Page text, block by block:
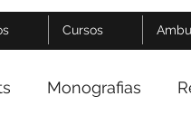
Cursos
Monografias